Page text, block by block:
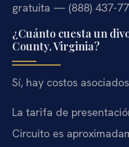
gratuita — (888) 437-
¿Cuánto cuesta un
County, Virginia?
Sí, hay costos
La tarifa de
Circuito es